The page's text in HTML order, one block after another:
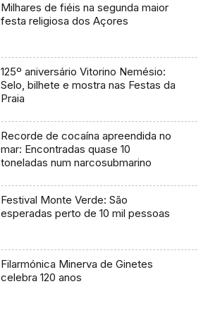
Milhares de fiéis na segunda maior
festa religiosa dos Açores
125º aniversário Vitorino Nemésio:
Selo, bilhete e mostra nas Festas da
Praia
Recorde de cocaína apreendida no
mar: Encontradas quase 10
toneladas num narcosubmarino
Festival Monte Verde: São
esperadas perto de 10 mil pessoas
Filarmónica Minerva de Ginetes
celebra 120 anos